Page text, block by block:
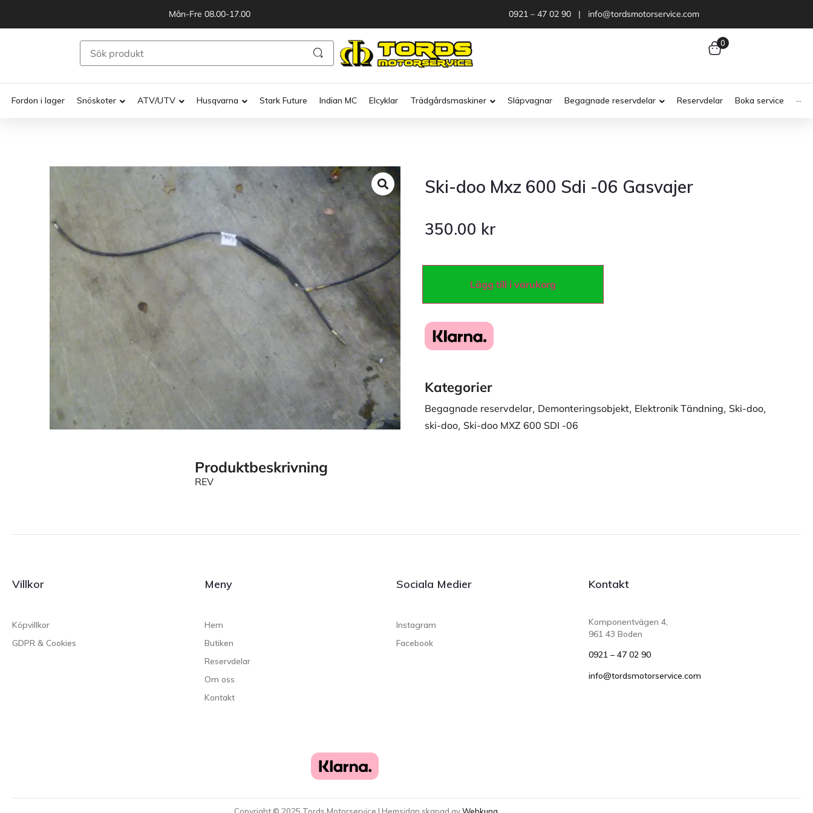
Mån-Fre 08.00-17.00 0921 – 47 02 90 | info@tordsmotorservice.com
0
Fordon i lager Snöskoter ATV/UTV Husqvarna Stark Future Indian MC Elcyklar Trädgårdsmaskiner Släpvagnar Begagnade reservdelar Reservdelar Boka service ···
Ski-doo Mxz 600 Sdi -06 Gasvajer
350.00 kr
Lägg till i varukorg
Kategorier
Begagnade reservdelar, Demonteringsobjekt, Elektronik Tändning, Ski-doo,
ski-doo, Ski-doo MXZ 600 SDI -06
Produktbeskrivning
REV
Villkor
Köpvillkor
GDPR & Cookies
Meny
Hem
Butiken
Reservdelar
Om oss
Kontakt
Sociala Medier
Instagram
Facebook
Kontakt
Komponentvägen 4,
961 43 Boden
0921 – 47 02 90
info@tordsmotorservice.com